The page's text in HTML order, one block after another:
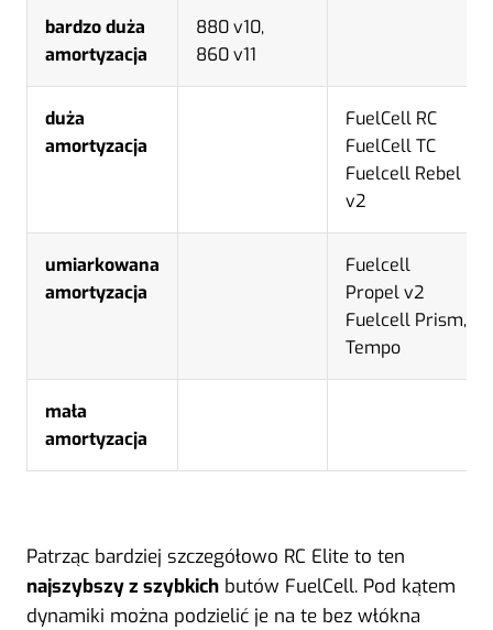
bardzo duża
amortyzacja
880 v10,
860 v11
duża
amortyzacja
FuelCell RC
FuelCell TC
Fuelcell Rebel
v2
umiarkowana
amortyzacja
Fuelcell
Propel v2
Fuelcell Prism,
Tempo
mała
amortyzacja
Patrząc bardziej szczegółowo RC Elite to ten
najszybszy z szybkich butów FuelCell. Pod kątem
dynamiki można podzielić je na te bez włókna